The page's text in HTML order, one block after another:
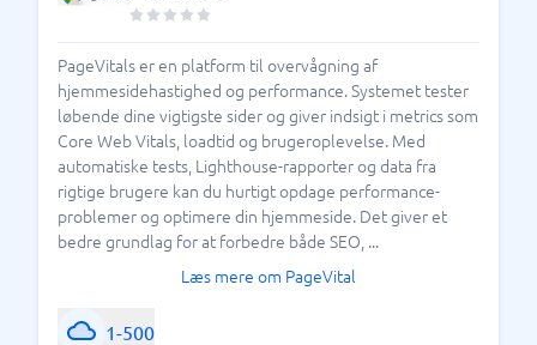
PageVitals er en platform til overvågning af
hjemmesidehastighed og performance. Systemet tester
løbende dine vigtigste sider og giver indsigt i metrics som
Core Web Vitals, loadtid og brugeroplevelse. Med
automatiske tests, Lighthouse-rapporter og data fra
rigtige brugere kan du hurtigt opdage performance-
problemer og optimere din hjemmeside. Det giver et
bedre grundlag for at forbedre både SEO, ...
Læs mere om PageVital
1-500